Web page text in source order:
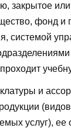
закрытое
фонд и
системой
и
услуг), ее